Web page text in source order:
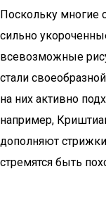
Поскольку многие
сильно
всевозможные
стали
на них активно
например,
дополняют
стремятся быть